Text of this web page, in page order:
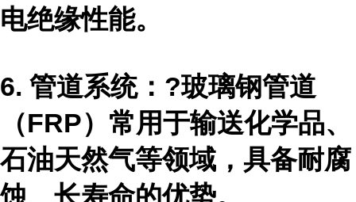
电绝缘性能。
6. 管道系统：?玻璃钢管道
（FRP）常用于输送化学品、
石油天然气等领域，具备耐腐
蚀、长寿命的优势。